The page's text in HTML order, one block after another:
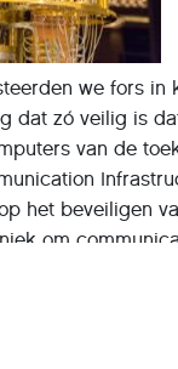
we fors
dat zó veilig is
van de
het beveiligen
om